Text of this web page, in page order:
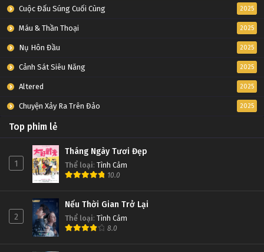
Cuộc Đấu Súng Cuối Cùng 2025
Máu & Thần Thoại 2025
Nụ Hôn Đầu 2025
Cảnh Sát Siêu Năng 2025
Altered 2025
Chuyện Xảy Ra Trên Đảo 2025
Top phim lẻ
1
Tháng Ngày Tươi Đẹp
Thể loại: Tình Cảm
10.0
2
Nếu Thời Gian Trở Lại
Thể loại: Tình Cảm
8.0